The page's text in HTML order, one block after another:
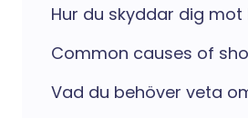
Hur du skyddar dig
Common causes of
Vad du behöver veta